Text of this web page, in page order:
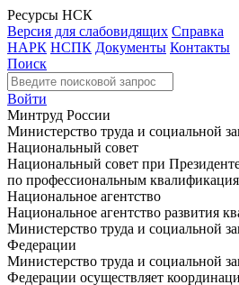
Ресурсы НСК
Версия для слабовидящих Справка
НАРК НСПК Документы Контакты
Поиск
Войти
Минтруд России
Министерство труда и социальной
Национальный совет
Национальный совет при
по профессиональным
Национальное агентство
Национальное агентство развития
Министерство труда и социальной
Федерации
Министерство труда и социальной
Федерации осуществляет